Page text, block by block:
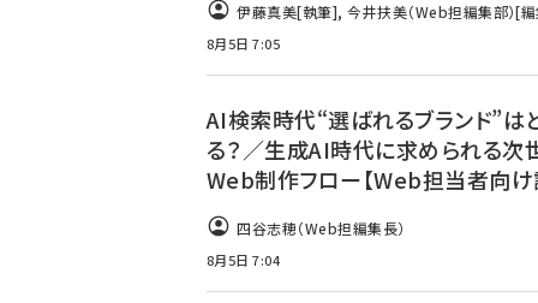
伊藤真美[執筆],今井扶美（Web担編集部）[
8月5日 7:05
AI検索時代“選ばれるブランド”は
る？／生成AI時代に求められる次
Web制作フロー【Web担当者向け
四谷志穂（Web担編集長）
8月5日 7:04